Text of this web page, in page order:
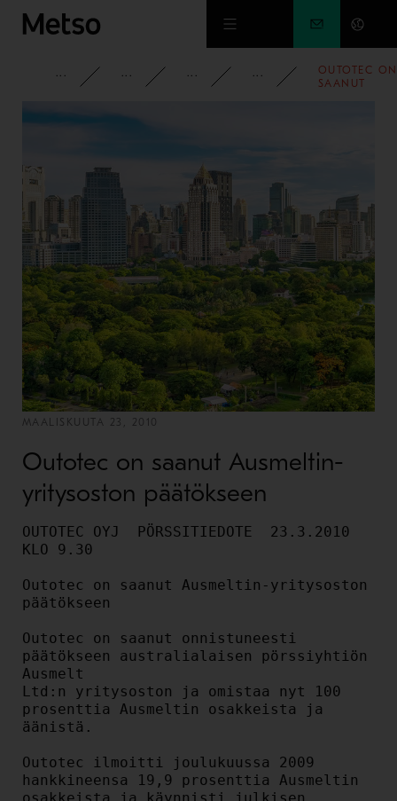
Siirry pääsisältöön
YRITYS PYSY AJAN TASALLA
UUTISET 2010
OUTOTEC ON
SAANUT
MAALISKUUTA 23, 2010
Outotec on saanut Ausmeltin-
yritysoston päätökseen
OUTOTEC OYJ  PÖRSSITIEDOTE  23.3.2010
KLO 9.30
Outotec on saanut Ausmeltin-yritysoston
päätökseen
Outotec on saanut onnistuneesti
päätökseen australialaisen pörssiyhtiön
Ausmelt
Ltd:n yritysoston ja omistaa nyt 100
prosenttia Ausmeltin osakkeista ja
äänistä.
Outotec ilmoitti joulukuussa 2009
hankkineensa 19,9 prosenttia Ausmeltin